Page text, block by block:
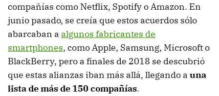
compañías como Netflix, Spotify o Amazon. En
junio pasado, se creía que estos acuerdos sólo
abarcaban a algunos fabricantes de
smartphones, como Apple, Samsung, Microsoft o
BlackBerry, pero a finales de 2018 se descubrió
que estas alianzas iban más allá, llegando a una
lista de más de 150 compañías.